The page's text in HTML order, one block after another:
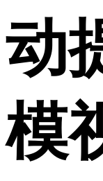
动
模